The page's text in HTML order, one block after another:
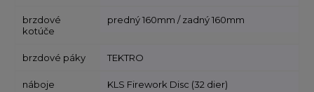
brzdové
kotúče
predný 160mm / zadný 160mm
brzdové páky TEKTRO
náboje KLS Firework Disc (32 dier)